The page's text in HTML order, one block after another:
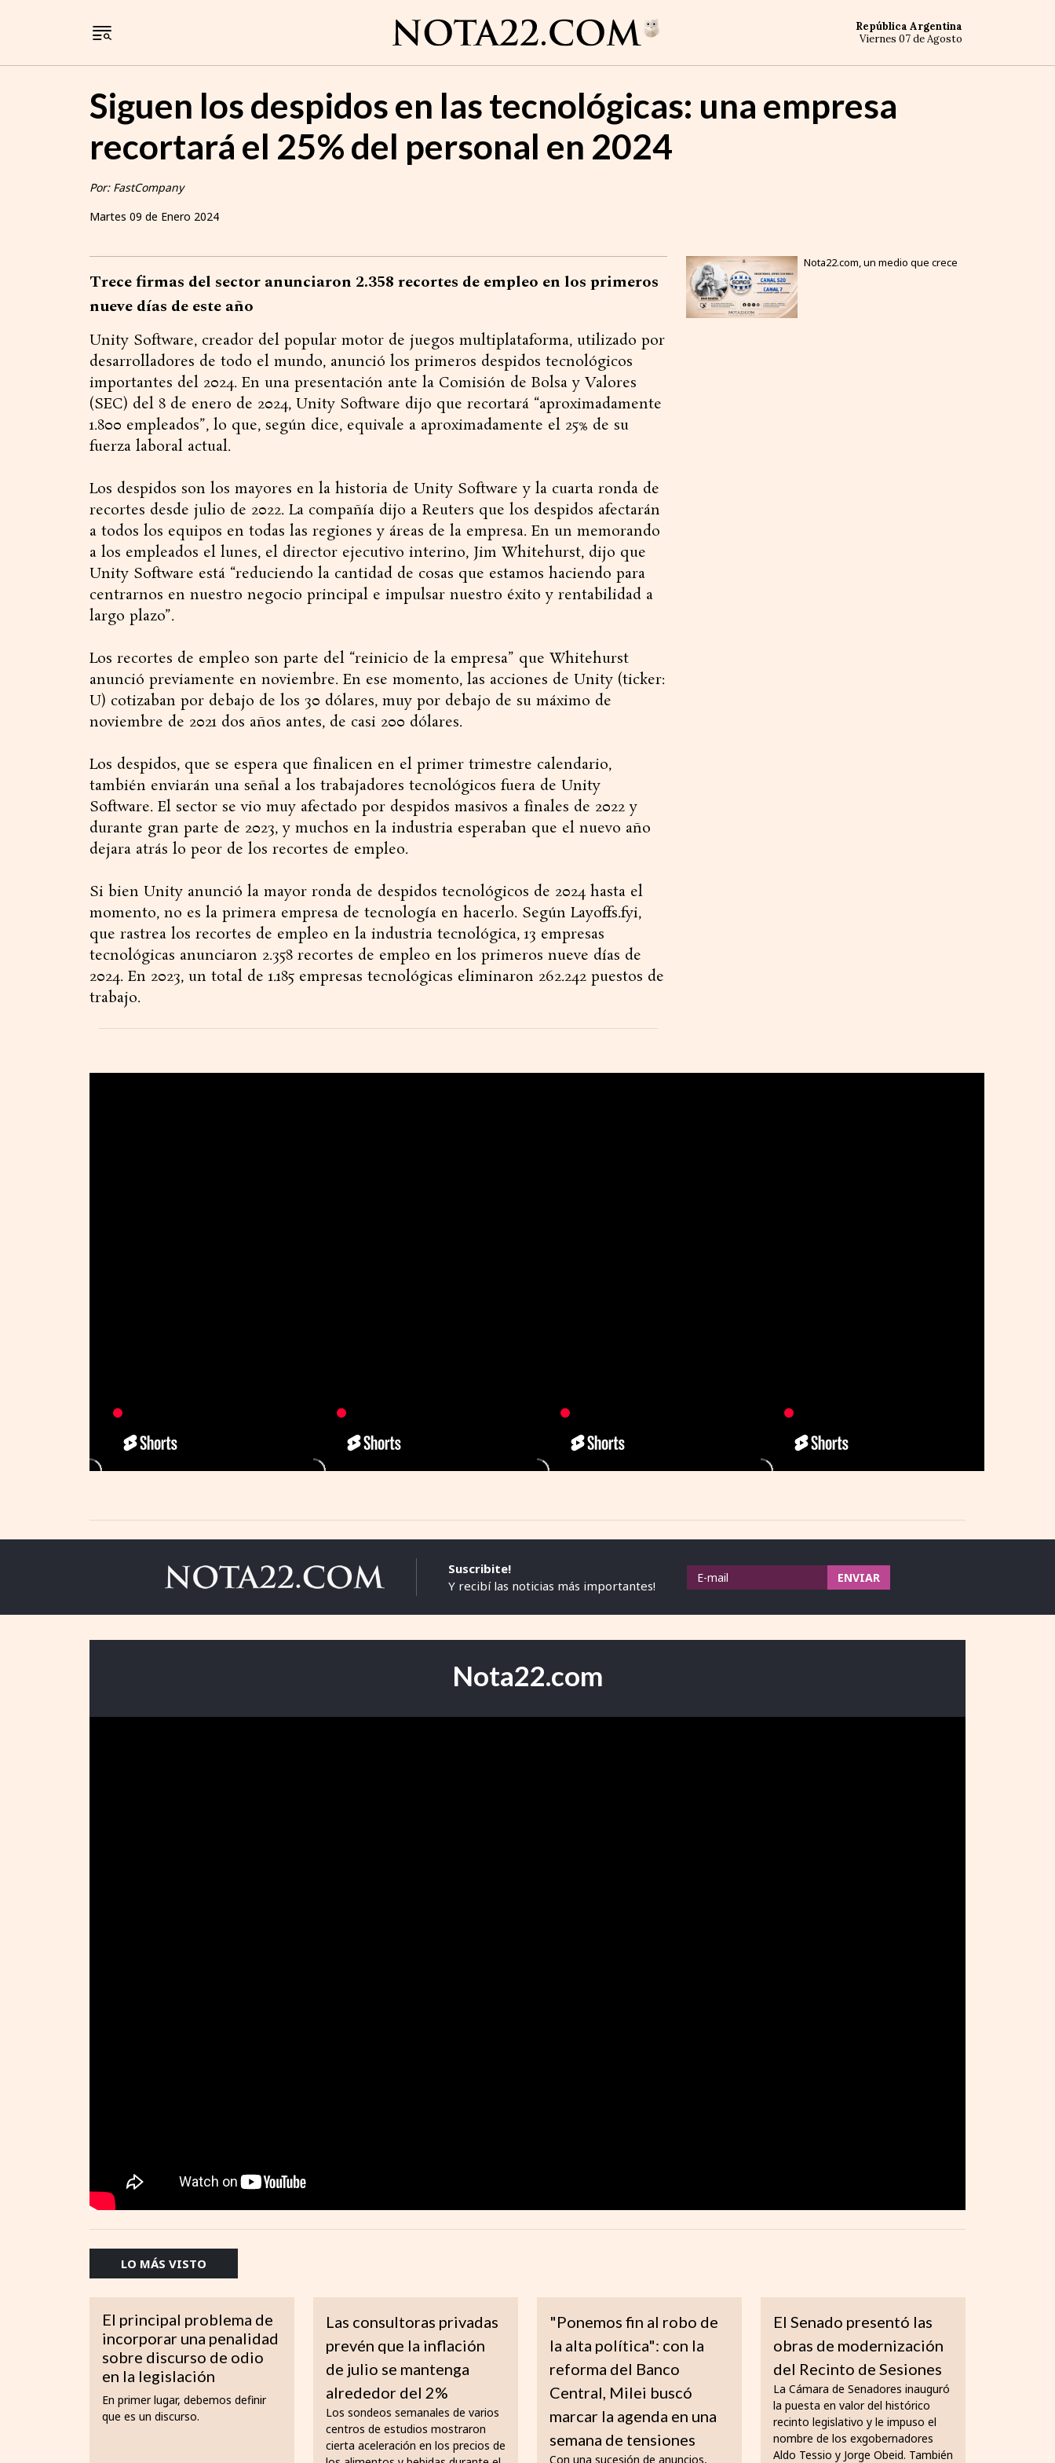
República Argentina
Viernes 07 de Agosto
Siguen los despidos en las tecnológicas: una empresa
recortará el 25% del personal en 2024
Por: FastCompany
Martes 09 de Enero 2024
Trece firmas del sector anunciaron 2.358 recortes de empleo en los primeros
nueve días de este año
Unity Software, creador del popular motor de juegos multiplataforma, utilizado por
desarrolladores de todo el mundo, anunció los primeros despidos tecnológicos
importantes del 2024. En una presentación ante la Comisión de Bolsa y Valores
(SEC) del 8 de enero de 2024, Unity Software dijo que recortará “aproximadamente
1.800 empleados”, lo que, según dice, equivale a aproximadamente el 25% de su
fuerza laboral actual.
Los despidos son los mayores en la historia de Unity Software y la cuarta ronda de
recortes desde julio de 2022. La compañía dijo a Reuters que los despidos afectarán
a todos los equipos en todas las regiones y áreas de la empresa. En un memorando
a los empleados el lunes, el director ejecutivo interino, Jim Whitehurst, dijo que
Unity Software está “reduciendo la cantidad de cosas que estamos haciendo para
centrarnos en nuestro negocio principal e impulsar nuestro éxito y rentabilidad a
largo plazo”.
Los recortes de empleo son parte del “reinicio de la empresa” que Whitehurst
anunció previamente en noviembre. En ese momento, las acciones de Unity (ticker:
U) cotizaban por debajo de los 30 dólares, muy por debajo de su máximo de
noviembre de 2021 dos años antes, de casi 200 dólares.
Los despidos, que se espera que finalicen en el primer trimestre calendario,
también enviarán una señal a los trabajadores tecnológicos fuera de Unity
Software. El sector se vio muy afectado por despidos masivos a finales de 2022 y
durante gran parte de 2023, y muchos en la industria esperaban que el nuevo año
dejara atrás lo peor de los recortes de empleo.
Si bien Unity anunció la mayor ronda de despidos tecnológicos de 2024 hasta el
momento, no es la primera empresa de tecnología en hacerlo. Según Layoffs.fyi,
que rastrea los recortes de empleo en la industria tecnológica, 13 empresas
tecnológicas anunciaron 2.358 recortes de empleo en los primeros nueve días de
2024. En 2023, un total de 1.185 empresas tecnológicas eliminaron 262.242 puestos de
trabajo.
Nota22.com, un medio que crece
Suscribite!
Y recibí las noticias más importantes!
Nota22.com
LO MÁS VISTO
El principal problema de
incorporar una penalidad
sobre discurso de odio
en la legislación
En primer lugar, debemos definir
que es un discurso.
Las consultoras privadas
prevén que la inflación
de julio se mantenga
alrededor del 2%
Los sondeos semanales de varios
centros de estudios mostraron
cierta aceleración en los precios de
"Ponemos fin al robo de
la alta política": con la
reforma del Banco
Central, Milei buscó
marcar la agenda en una
semana de tensiones
Con una sucesión de anuncios,
El Senado presentó las
obras de modernización
del Recinto de Sesiones
La Cámara de Senadores inauguró
la puesta en valor del histórico
recinto legislativo y le impuso el
nombre de los exgobernadores
Aldo Tessio y Jorge Obeid. También